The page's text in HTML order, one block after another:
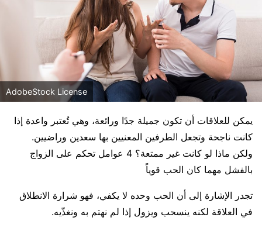
AdobeStock License
يمكن للعلاقات أن تكون جميلة جدًا ورائعة، وهي تُعتبر واعدة إذا
كانت ناجحة وتجعل الطرفين المعنيين بها سعدين وراضيين.
ولكن ماذا لو كانت غير ممتعة؟ 4 عوامل تحكم على الزواج
بالفشل مهما كان الحب قوياً
تجدر الإشارة إلى أن الحب وحده لا يكفي، فهو شرارة الانطلاق
في العلاقة لكنه ينسحب ويزول إذا لم نهتم به ونغذّيه.